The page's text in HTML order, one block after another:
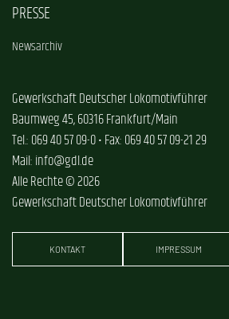
PRESSE
Newsarchiv
Gewerkschaft Deutscher Lokomotivführer
Baumweg 45, 60316 Frankfurt/Main
Tel.: 069 40 57 09-0 • Fax: 069 40 57 09-21 29
Mail: info@gdl.de
Alle Rechte © 2026
Gewerkschaft Deutscher Lokomotivführer
KONTAKT IMPRESSUM